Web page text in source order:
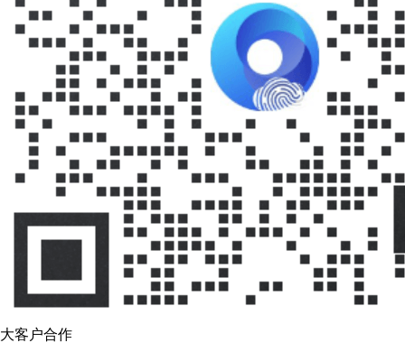
大客户合作